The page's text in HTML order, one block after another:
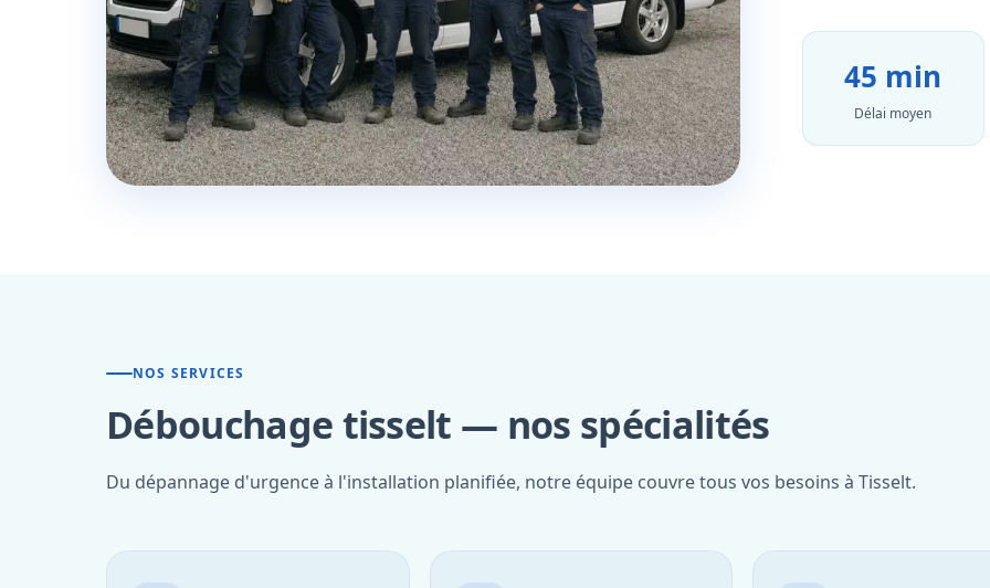
45 min
Délai moyen
NOS SERVICES
Débouchage tisselt — nos spécialités
Du dépannage d'urgence à l'installation planifiée, notre équipe couvre tous vos besoins à Tisselt.